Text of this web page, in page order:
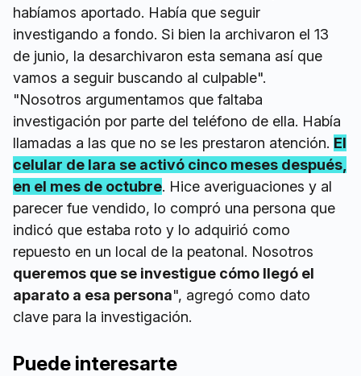
habíamos aportado. Había que seguir
investigando a fondo. Si bien la archivaron el 13
de junio, la desarchivaron esta semana así que
vamos a seguir buscando al culpable".
"Nosotros argumentamos que faltaba
investigación por parte del teléfono de ella. Había
llamadas a las que no se les prestaron atención. El
celular de Iara se activó cinco meses después,
en el mes de octubre. Hice averiguaciones y al
parecer fue vendido, lo compró una persona que
indicó que estaba roto y lo adquirió como
repuesto en un local de la peatonal. Nosotros
queremos que se investigue cómo llegó el
aparato a esa persona", agregó como dato
clave para la investigación.
Puede interesarte